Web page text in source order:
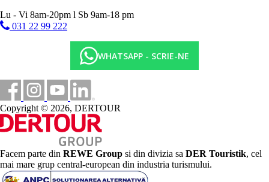
Activitati sportive gratuite
parc acvatic
tenis de masa
Volei
teren de minifotbal
sauna
sala de gimnastica
Activitati sportive contra cost
Tenis
rachete si mingi de tenis
centru SPA
masaj
Lu - Vi 8am-20pm l Sb 9am-18 pm
031 22 99 222
WHATSAPP - SCRIE-NE
Copyright © 2026, DERTOUR
Facem parte din REWE Group si din divizia sa DER Touristik, cel
mai mare grup central-european din industria turismului.